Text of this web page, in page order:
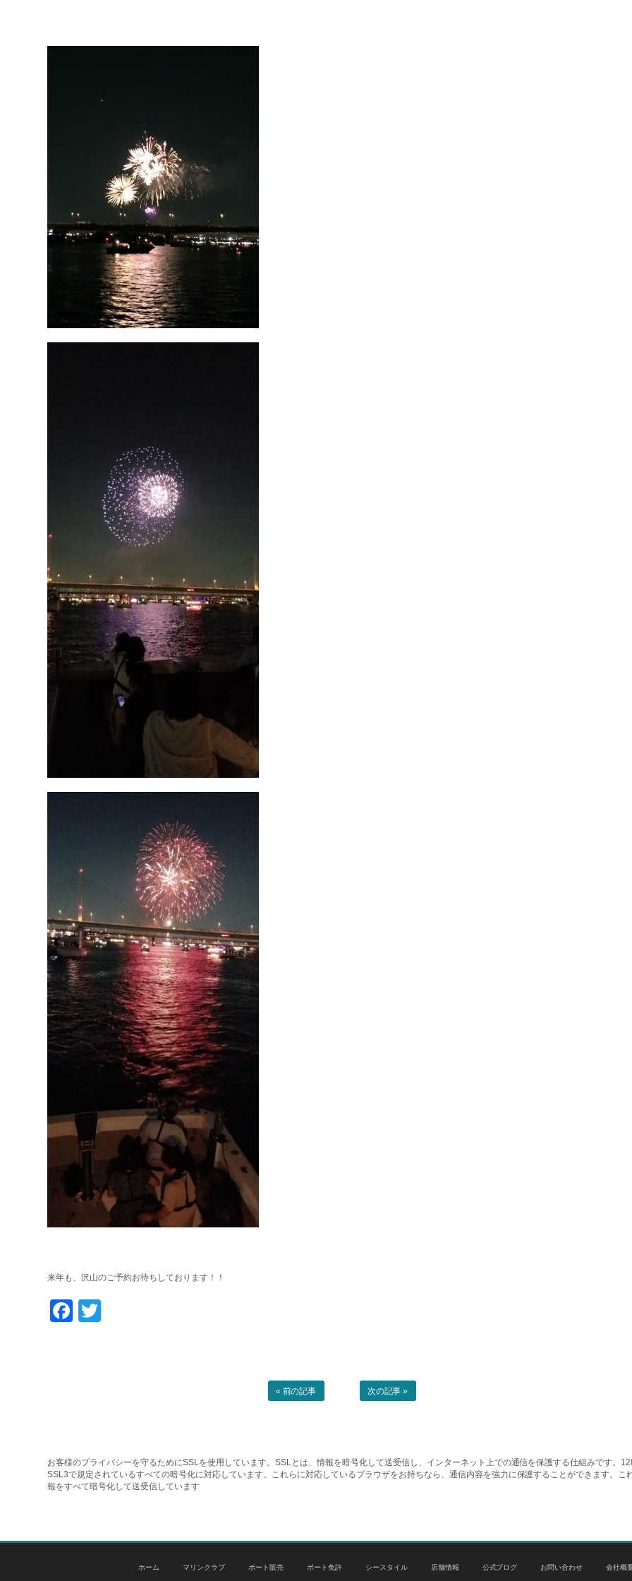
来年も、沢山のご予約お待ちしております！！
Facebook
« 前の記事 次の記事 »
お客様のプライバシーを守るためにSSLを使用しています。SSLとは、情報を暗号化して送受信し、インターネット上での通信を保護する仕組みです。
SSL3で規定されているすべての暗号化に対応しています。これらに対応しているブラウザをお持ちなら、通信内容を強力に保護することができます。
報をすべて暗号化して送受信しています
ホーム マリンクラブ ボート販売 ボート免許 シースタイル 店舗情報 公式ブログ お問い合わせ 会社概